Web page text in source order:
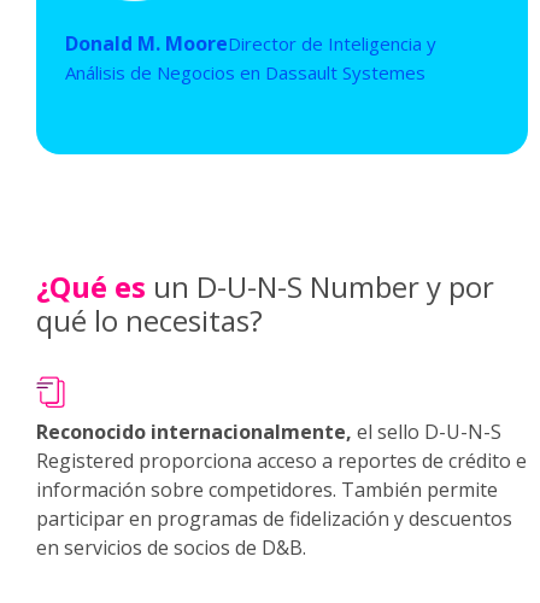
Donald M. MooreDirector de Inteligencia y
Análisis de Negocios en Dassault Systemes
¿Qué es un D-U-N-S Number y por
qué lo necesitas?
Reconocido internacionalmente, el sello D-U-N-S
Registered proporciona acceso a reportes de crédito e
información sobre competidores. También permite
participar en programas de fidelización y descuentos
en servicios de socios de D&B.